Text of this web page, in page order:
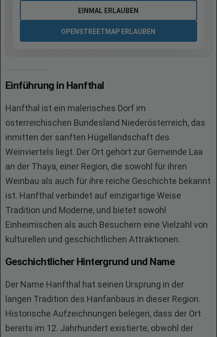
EINMAL ERLAUBEN
OPENSTREETMAP ERLAUBEN
Einführung in Hanfthal
Hanfthal ist ein malerisches Dorf im
österreichischen Bundesland Niederösterreich, das
inmitten der sanften Hügellandschaft des
Weinviertels liegt. Der Ort gehört zur Gemeinde Laa
an der Thaya, einer Region, die sowohl für ihren
Weinbau als auch für ihre reiche Geschichte bekannt
ist. Hanfthal verbindet auf einzigartige Weise
Tradition und Moderne, und bietet sowohl
Einheimischen als auch Besuchern eine Vielzahl von
kulturellen und geschichtlichen Attraktionen.
Geschichtlicher Hintergrund und Name
Der Name Hanfthal hat seinen Ursprung in der
langen Tradition des Hanfanbaus in dieser Region.
Historische Aufzeichnungen belegen, dass der Ort
bereits im 12. Jahrhundert existierte, obwohl der